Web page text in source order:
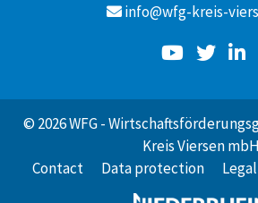
info@wfg-kreis-
© 2026 WFG -
Kreis Viersen mbH
Contact
Data protection